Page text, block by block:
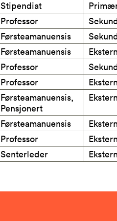
Stipendiat
Professor
Førsteamanuensis
Førsteamanuensis
Ekstern
Professor
Professor
Ekstern
Førsteamanuensis,
Pensjonert
Ekstern
Førsteamanuensis
Ekstern
Professor
Ekstern
Senterleder Ekstern